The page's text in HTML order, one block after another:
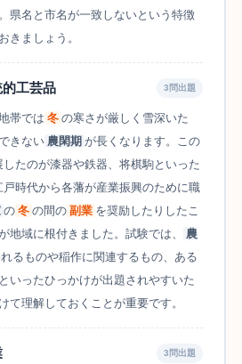
県名と市名が一致しないという特徴
きましょう。
工芸品 3問出題
帯では 冬 の寒さが厳しく雪深いた
きない 農閑期 が長くなります。この
したのが漆器や鉄器、将棋駒といった
戸時代から各藩が産業振興のために職
の 冬 の間の 副業 を奨励したりしたこ
地域に根付きました。試験では、
農
るものや稲作に関連するもの、ある
いったひっかけが出題されやすいた
て理解しておくことが重要です。
3問出題